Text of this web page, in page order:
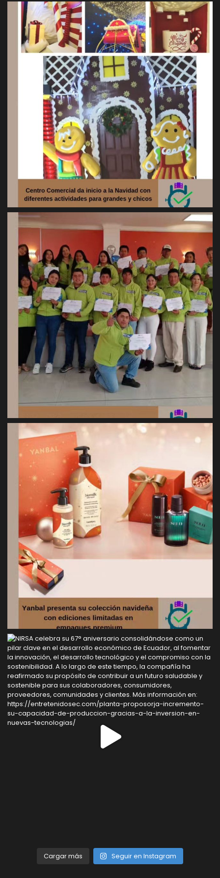
Cargar más Seguir en Instagram